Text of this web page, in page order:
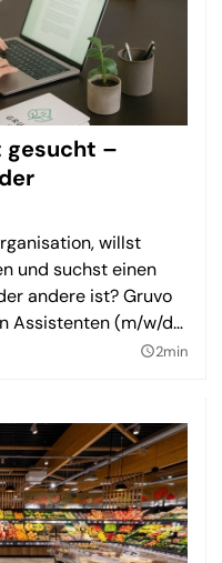
gesucht –
willst
und suchst einen
andere ist? Gruvo
Assistenten (m/w/d)
und
query_builder2min